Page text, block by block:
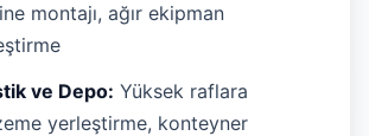
montajı, ağır ekipman
ve Depo: Yüksek raflara
yerleştirme, konteyner